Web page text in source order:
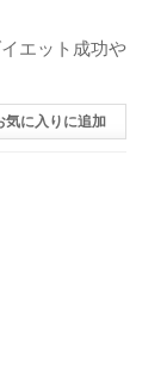
エット成功や
気に入りに追加